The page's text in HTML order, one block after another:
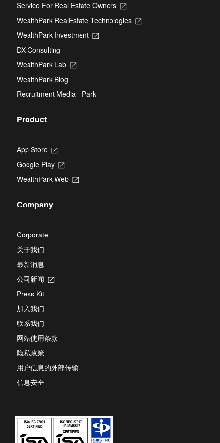
Service For Real Estate Owners
Opens
a
WealthPark RealEstate Technologies
Opens
WealthPark Investment
Opens
DX Consulting
WealthPark Lab
Opens
new
tab
WealthPark Blog
Recruitment Media - Park
Product
App Store
Opens
a
new
tab
Google Play
Opens
a
WealthPark Web
Opens
Company
Corporate
关于我们
最新消息
公司新闻
Opens
Press Kit
加入我们
联系我们
网站使用条款
隐私政策
用户信息的外部传输
信息安全